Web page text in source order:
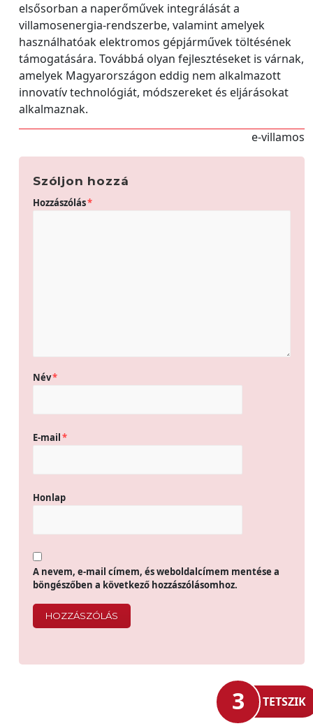
elsősorban a naperőművek integrálását a
villamosenergia-rendszerbe, valamint amelyek
használhatóak elektromos gépjárművek töltésének
támogatására. Továbbá olyan fejlesztéseket is várnak,
amelyek Magyarországon eddig nem alkalmazott
innovatív technológiát, módszereket és eljárásokat
alkalmaznak.
e-villamos
Szóljon hozzá
Hozzászólás*
Név*
E-mail*
Honlap
A nevem, e-mail címem, és weboldalcímem mentése a
böngészőben a következő hozzászólásomhoz.
3 TETSZIK